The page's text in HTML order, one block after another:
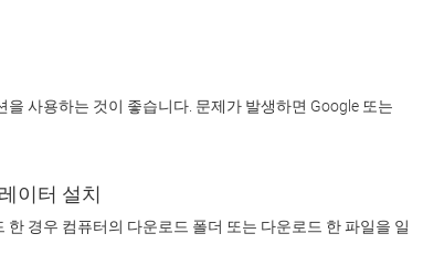
이터 설치
경우 컴퓨터의 다운로드 폴더 또는 다운로드 한 파일을 일